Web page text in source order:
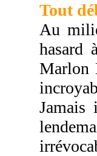
Tout
Au
hasard
Marlon